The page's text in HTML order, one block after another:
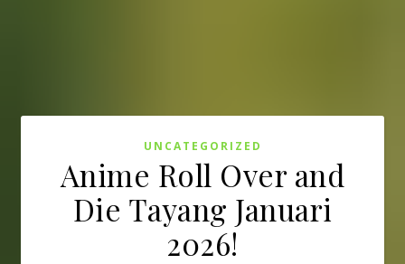
UNCATEGORIZED
Anime Roll Over and
Die Tayang Januari
2026!